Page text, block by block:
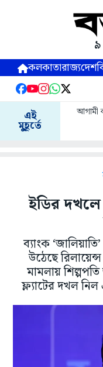
কলকাতারাজ্যদেশ
এই
মুহূর্তে
আগামী
ইডির দখলে
ব্যাংক
উঠেছে
মামলায়
ফ্ল্যাটের দখল